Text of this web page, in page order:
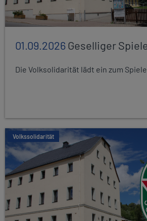
01.09.2026Geselliger
Die Volksolidarität lädt ein zum
Volkssolidarität